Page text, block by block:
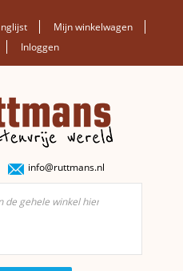
Mijn winkelwagen
Inloggen
info@ruttmans.nl